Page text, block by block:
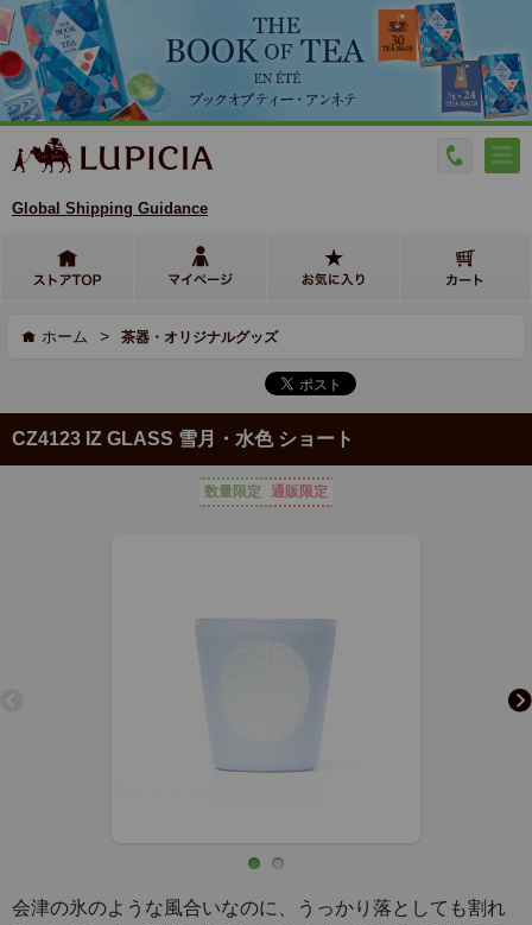
Global Shipping Guidance
ホーム > 茶器・オリジナルグッズ
CZ4123 IZ GLASS 雪月・水色 ショート
数量限定 通販限定
会津の氷のような風合いなのに、うっかり落としても割れ